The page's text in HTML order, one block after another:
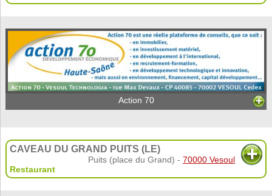
Action 70
CAVEAU DU GRAND PUITS (LE)
Puits (place du Grand) -70000 Vesoul
Restaurant